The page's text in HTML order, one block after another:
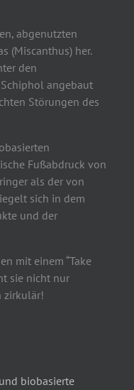
abgenutzten
(Miscanthus) her.
den
angebaut
Störungen des
Fußabdruck von
als der von
sich in dem
und der
mit einem “Take
sie nicht nur
zirkulär!
biobasierte